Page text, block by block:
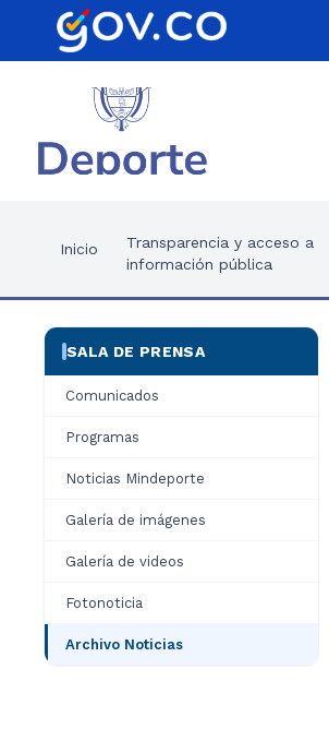
Inicio
Transparencia y acceso a
información pública
SALA DE PRENSA
Comunicados
Programas
Noticias Mindeporte
Galería de imágenes
Galería de videos
Fotonoticia
Archivo Noticias